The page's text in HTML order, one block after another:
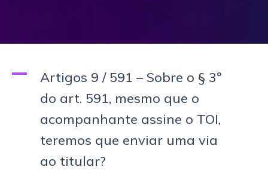
A
Artigos 9 / 591 – Sobre o § 3º
do art. 591, mesmo que o
acompanhante assine o TOI,
teremos que enviar uma via
ao titular?